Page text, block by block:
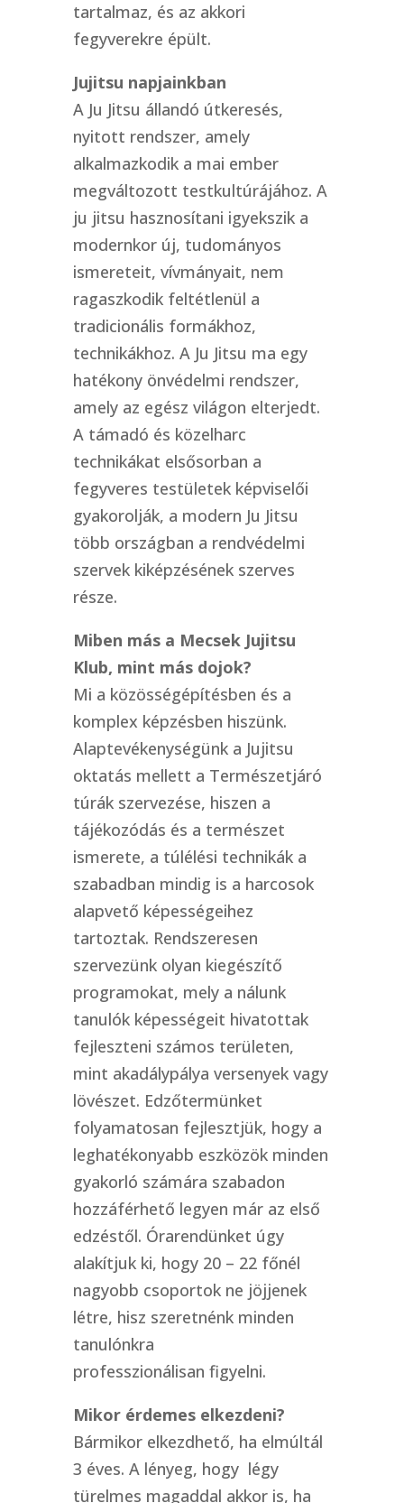
tartalmaz, és az akkori
fegyverekre épült.
Jujitsu napjainkban
A Ju Jitsu állandó útkeresés,
nyitott rendszer, amely
alkalmazkodik a mai ember
megváltozott testkultúrájához. A
ju jitsu hasznosítani igyekszik a
modernkor új, tudományos
ismereteit, vívmányait, nem
ragaszkodik feltétlenül a
tradicionális formákhoz,
technikákhoz. A Ju Jitsu ma egy
hatékony önvédelmi rendszer,
amely az egész világon elterjedt.
A támadó és közelharc
technikákat elsősorban a
fegyveres testületek képviselői
gyakorolják, a modern Ju Jitsu
több országban a rendvédelmi
szervek kiképzésének szerves
része.
Miben más a Mecsek Jujitsu
Klub, mint más dojok?
Mi a közösségépítésben és a
komplex képzésben hiszünk.
Alaptevékenységünk a Jujitsu
oktatás mellett a Természetjáró
túrák szervezése, hiszen a
tájékozódás és a természet
ismerete, a túlélési technikák a
szabadban mindig is a harcosok
alapvető képességeihez
tartoztak. Rendszeresen
szervezünk olyan kiegészítő
programokat, mely a nálunk
tanulók képességeit hivatottak
fejleszteni számos területen,
mint akadálypálya versenyek vagy
lövészet. Edzőtermünket
folyamatosan fejlesztjük, hogy a
leghatékonyabb eszközök minden
gyakorló számára szabadon
hozzáférhető legyen már az első
edzéstől. Órarendünket úgy
alakítjuk ki, hogy 20 – 22 főnél
nagyobb csoportok ne jöjjenek
létre, hisz szeretnénk minden
tanulónkra
professzionálisan figyelni.
Mikor érdemes elkezdeni?
Bármikor elkezdhető, ha elmúltál
3 éves. A lényeg, hogy légy
türelmes magaddal akkor is, ha